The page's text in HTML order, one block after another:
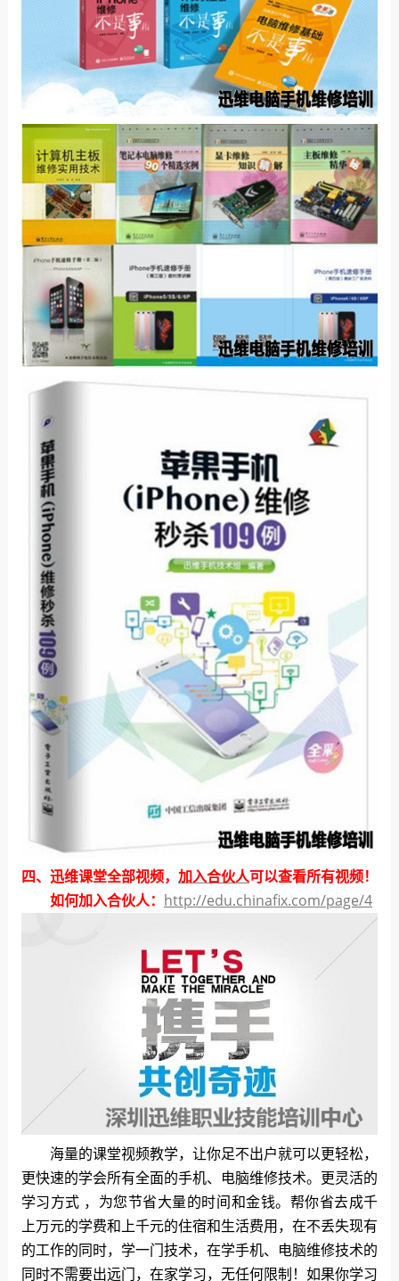
四、迅维课堂全部视频， 加入合伙人可以查看所有视频！
如何加入合伙人： http://edu.chinafix.com/page/4
海量的课堂视频教学，让你足不出户就可以更轻松，
更快速的学会所有全面的手机、电脑维修技术。更灵活的
学习方式 ，为您节省大量的时间和金钱。帮你省去成千
上万元的学费和上千元的住宿和生活费用，在不丢失现有
的工作的同时，学一门技术，在学手机、电脑维修技术的
同时不需要出远门，在家学习，无任何限制！如果你学习